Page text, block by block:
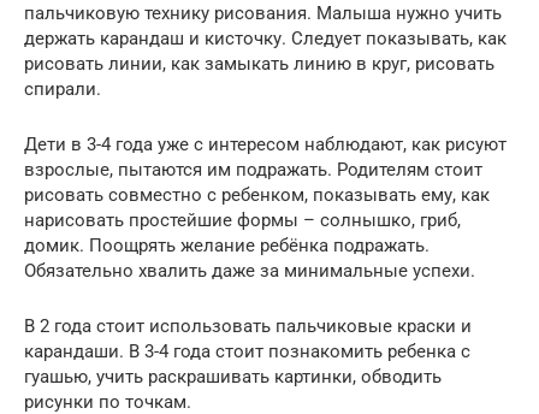
пальчиковую технику рисования. Малыша нужно учить
держать карандаш и кисточку. Следует показывать, как
рисовать линии, как замыкать линию в круг, рисовать
спирали.
Дети в 3-4 года уже с интересом наблюдают, как рисуют
взрослые, пытаются им подражать. Родителям стоит
рисовать совместно с ребенком, показывать ему, как
нарисовать простейшие формы – солнышко, гриб,
домик. Поощрять желание ребёнка подражать.
Обязательно хвалить даже за минимальные успехи.
В 2 года стоит использовать пальчиковые краски и
карандаши. В 3-4 года стоит познакомить ребенка с
гуашью, учить раскрашивать картинки, обводить
рисунки по точкам.